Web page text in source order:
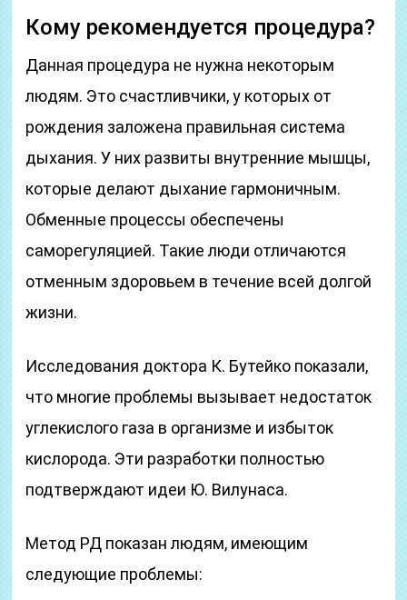
Кому рекомендуется процедура?
Данная процедура не нужна некоторым
людям. Это счастливчики, у которых от
рождения заложена правильная система
дыхания. У них развиты внутренние мышцы,
которые делают дыхание гармоничным.
Обменные процессы обеспечены
саморегуляцией. Такие люди отличаются
отменным здоровьем в течение всей долгой
жизни.
Исследования доктора К. Бутейко показали,
что многие проблемы вызывает недостаток
углекислого газа в организме и избыток
кислорода. Эти разработки полностью
подтверждают идеи Ю. Вилунаса.
Метод РД показан людям, имеющим
следующие проблемы: